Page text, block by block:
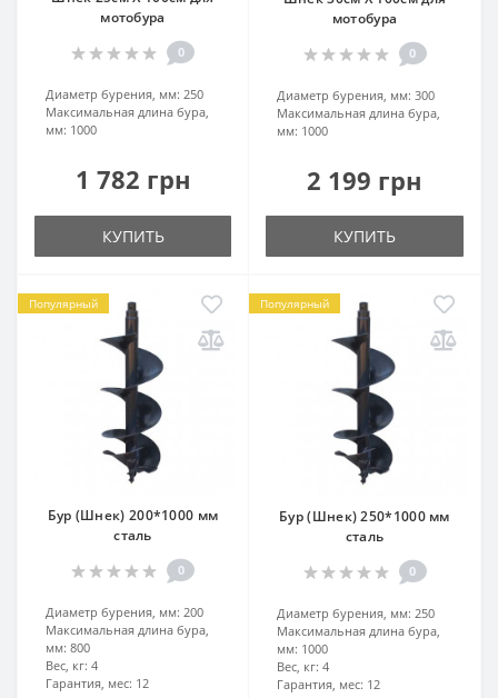
мотобура
0
Диаметр бурения, мм: 250
Максимальная длина бура,
мм: 1000
1 782 грн
КУПИТЬ
мотобура
0
Диаметр бурения, мм: 300
Максимальная длина бура,
мм: 1000
2 199 грн
КУПИТЬ
Популярный
Бур (Шнек) 200*1000 мм
сталь
0
Диаметр бурения, мм: 200
Максимальная длина бура,
мм: 800
Вес, кг: 4
Гарантия, мес: 12
Популярный
Бур (Шнек) 250*1000 мм
сталь
0
Диаметр бурения, мм: 250
Максимальная длина бура,
мм: 1000
Вес, кг: 4
Гарантия, мес: 12